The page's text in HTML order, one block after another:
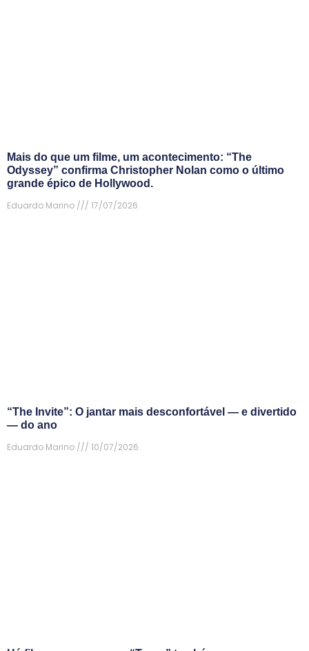
Mais do que um filme, um acontecimento: “The
Odyssey” confirma Christopher Nolan como o último
grande épico de Hollywood.
Eduardo Marino
17/07/2026
“The Invite”: O jantar mais desconfortável — e divertido
— do ano
Eduardo Marino
10/07/2026